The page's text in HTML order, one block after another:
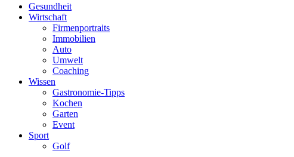
Gesundheit
Wirtschaft
Firmenportraits
Immobilien
Auto
Umwelt
Coaching
Wissen
Gastronomie-Tipps
Kochen
Garten
Event
Sport
Golf